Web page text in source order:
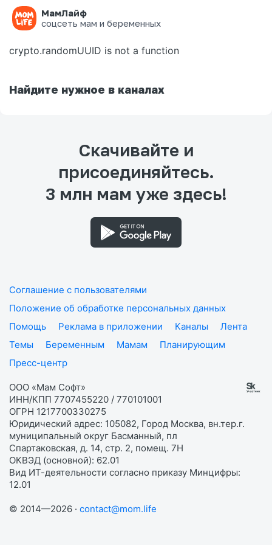
МамЛайф
соцсеть мам и беременных
Ошибка на странице
crypto.randomUUID is not a function
Найдите нужное в каналах
Скачивайте и
присоединяйтесь.
3 млн мам уже здесь!
Соглашение с пользователями
Положение об обработке персональных данных
Помощь
Реклама в приложении Каналы
Лента
Темы
Беременным Мамам
Планирующим
Пресс-центр
ООО «Мам Софт»
ИНН/КПП 7707455220 / 770101001
ОГРН 1217700330275
Юридический адрес: 105082, Город Москва, вн.тер.г.
муниципальный округ Басманный, пл
Спартаковская, д. 14, стр. 2, помещ. 7Н
ОКВЭД (основной): 62.01
Вид ИТ-деятельности согласно приказу Минцифры:
12.01
© 2014—2026 · contact@mom.life